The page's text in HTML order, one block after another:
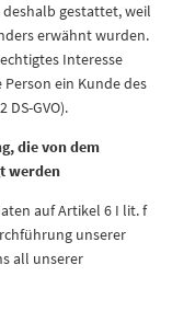
gestattet, weil
erwähnt wurden.
Interesse
ein Kunde des
GVO).
die von dem
werden
auf Artikel 6 I lit. f
unserer
all unserer